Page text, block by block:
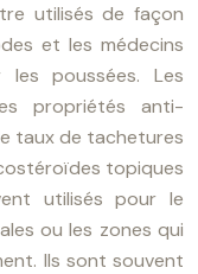
utilisés de façon
et les médecins
poussées. Les
propriétés anti-
taux de tachetures
topiques
utilisés pour le
ou les zones qui
Ils sont souvent